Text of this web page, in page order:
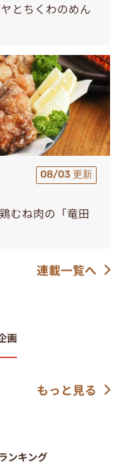
とちくわのめん
08/03 更新
むね肉の「竜田
連載一覧へ
画
もっと見る
ンキング